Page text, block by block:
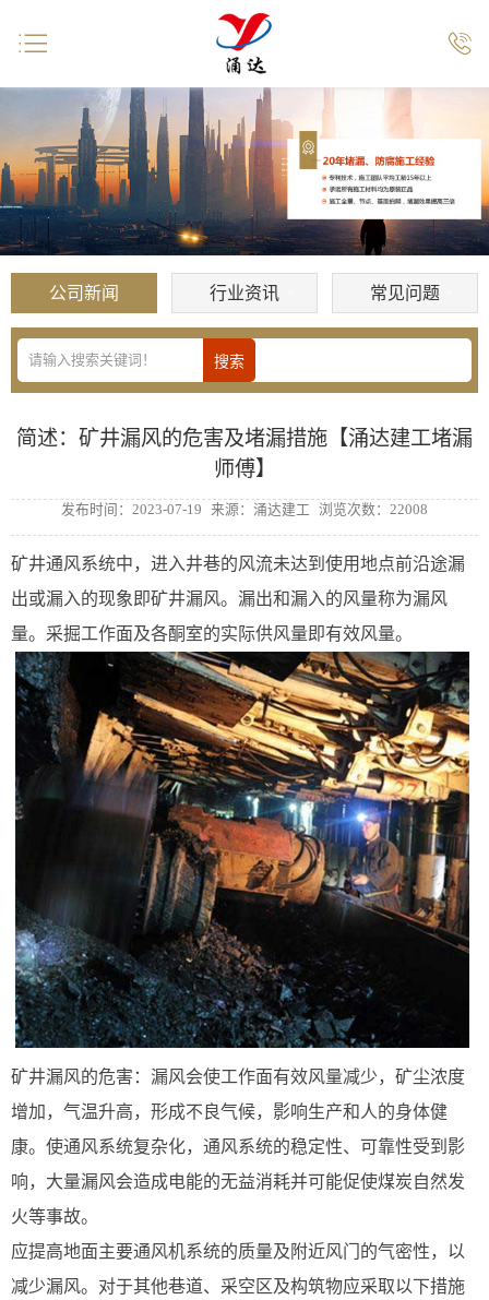
公司新闻 行业资讯 常见问题
简述：矿井漏风的危害及堵漏措施【涌达建工堵漏
师傅】
发布时间：2023-07-19 来源：涌达建工 浏览次数：22008
矿井通风系统中，进入井巷的风流未达到使用地点前沿途漏
出或漏入的现象即矿井漏风。漏出和漏入的风量称为漏风
量。采掘工作面及各酮室的实际供风量即有效风量。
矿井漏风的危害：漏风会使工作面有效风量减少，矿尘浓度
增加，气温升高，形成不良气候，影响生产和人的身体健
康。使通风系统复杂化，通风系统的稳定性、可靠性受到影
响，大量漏风会造成电能的无益消耗并可能促使煤炭自然发
火等事故。
应提高地面主要通风机系统的质量及附近风门的气密性，以
减少漏风。对于其他巷道、采空区及构筑物应采取以下措施
 